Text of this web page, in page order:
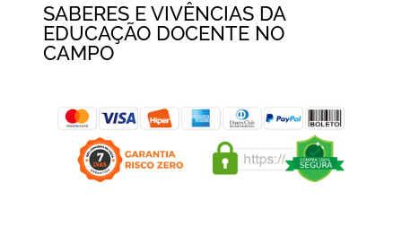
SABERES E VIVÊNCIAS DA
EDUCAÇÃO DOCENTE NO
CAMPO